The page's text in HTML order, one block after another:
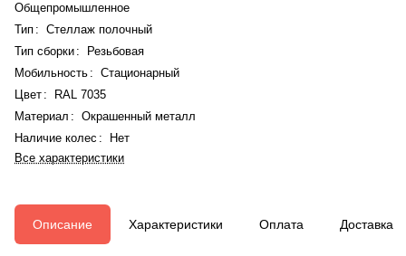
Общепромышленное
Тип : Стеллаж полочный
Тип сборки:
Резьбовая
Мобильность : Стационарный
Цвет :
RAL 7035
Материал : Окрашенный металл
Наличие колес :
Нет
Все характеристики
Описание Характеристики Оплата Доставка